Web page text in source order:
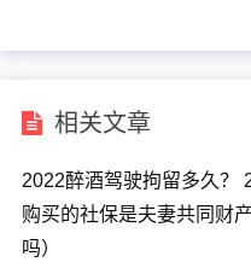
相关文章
2022醉酒驾驶拘留多久？
购买的社保是夫妻共同财
吗）